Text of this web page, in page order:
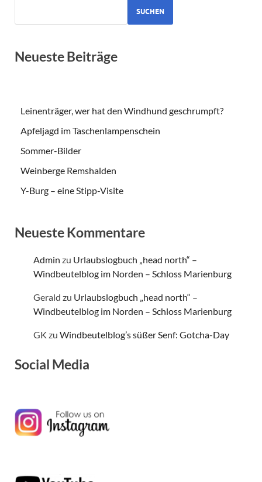
SUCHEN
Neueste Beiträge
Leinenträger, wer hat den Windhund geschrumpft?
Apfeljagd im Taschenlampenschein
Sommer-Bilder
Weinberge Remshalden
Y-Burg – eine Stipp-Visite
Neueste Kommentare
Admin zu Urlaubslogbuch „head north“ –
Windbeutelblog im Norden – Schloss Marienburg
Gerald zu Urlaubslogbuch „head north“ –
Windbeutelblog im Norden – Schloss Marienburg
GK zu Windbeutelblog’s süßer Senf: Gotcha-Day
Social Media